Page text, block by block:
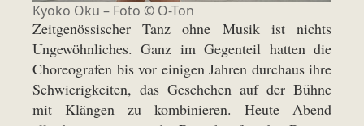
Kyoko Oku – Foto © O-Ton
Zeitgenössischer Tanz ohne Musik ist nichts
Ungewöhnliches. Ganz im Gegenteil hatten die
Choreografen bis vor einigen Jahren durchaus ihre
Schwierigkeiten, das Geschehen auf der Bühne
mit Klängen zu kombinieren. Heute Abend